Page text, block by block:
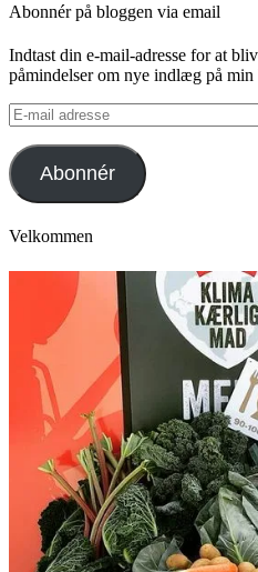
Abonnér på bloggen via email
Indtast din e-mail-adresse for at
påmindelser om nye indlæg på
E-
mail
adresse
Abonnér
Velkommen